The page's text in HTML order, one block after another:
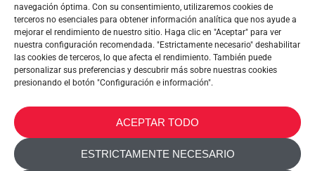
navegación óptima. Con su consentimiento, utilizaremos cookies de
terceros no esenciales para obtener información analítica que nos ayude a
mejorar el rendimiento de nuestro sitio. Haga clic en "Aceptar" para ver
nuestra configuración recomendada. "Estrictamente necesario" deshabilitar
las cookies de terceros, lo que afecta el rendimiento. También puede
personalizar sus preferencias y descubrir más sobre nuestras cookies
presionando el botón "Configuración e información".
ACEPTAR TODO
ESTRICTAMENTE NECESARIO
METALTEX SA © 2023 Powered by Ticyweb